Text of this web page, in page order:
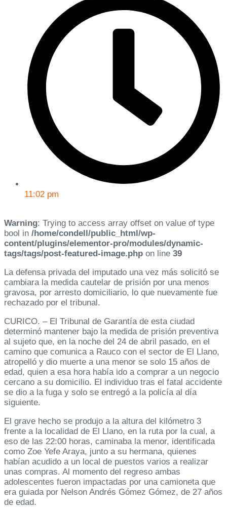
11:02 pm
Warning: Trying to access array offset on value of type
bool in /home/condell/public_html/wp-
content/plugins/elementor-pro/modules/dynamic-
tags/tags/post-featured-image.php on line 39
La defensa privada del imputado una vez más solicitó se
cambiara la medida cautelar de prisión por una menos
gravosa, por arresto domiciliario, lo que nuevamente fue
rechazado por el tribunal.
CURICO. – El Tribunal de Garantía de esta ciudad
determinó mantener bajo la medida de prisión preventiva
al sujeto que, en la noche del 24 de abril pasado, en el
camino que comunica a Rauco con el sector de El Llano,
atropelló y dio muerte a una menor se solo 15 años de
edad, quien a esa hora había ido a comprar a un negocio
cercano a su domicilio. El individuo tras el fatal accidente
se dio a la fuga y solo se entregó a la policía al día
siguiente.
El grave hecho se produjo a la altura del kilómetro 3
frente a la localidad de El Llano, en la ruta por la cual, a
eso de las 22:00 horas, caminaba la menor, identificada
como Zoe Yefe Araya, junto a su hermana, quienes
habían acudido a un local de puestos varios a realizar
unas compras. Al momento del regreso ambas
adolescentes fueron impactadas por una camioneta que
era guiada por Nelson Andrés Gómez Gómez, de 27 años
de edad.